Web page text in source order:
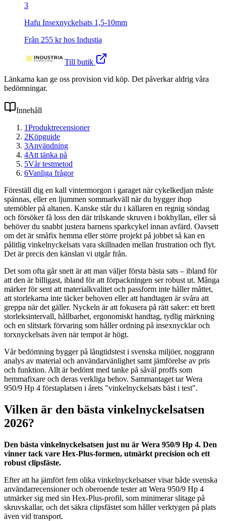
3
Hafu Insexnyckelsats 1,5-10mm
Från 255 kr hos Industia
Till butik
Länkarna kan ge oss provision vid köp. Det påverkar aldrig våra
bedömningar.
Innehåll
1Produktrecensioner
2Köpguide
3Användning
4Att tänka på
5Vår testmetod
6Vanliga frågor
Föreställ dig en kall vintermorgon i garaget när cykelkedjan måste
spännas, eller en ljummen sommarkväll när du bygger ihop
utemöbler på altanen. Kanske står du i källaren en regnig söndag
och försöker få loss den där trilskande skruven i bokhyllan, eller så
behöver du snabbt justera barnens sparkcykel innan avfärd. Oavsett
om det är småfix hemma eller större projekt på jobbet så kan en
pålitlig vinkelnyckelsats vara skillnaden mellan frustration och flyt.
Det är precis den känslan vi utgår från.
Det som ofta går snett är att man väljer första bästa sats – ibland för
att den är billigast, ibland för att förpackningen ser robust ut. Många
märker för sent att materialkvalitet och passform inte håller måttet,
att storlekarna inte täcker behoven eller att handtagen är svåra att
greppa när det gäller. Nyckeln är att fokusera på rätt saker: ett brett
storleksintervall, hållbarhet, ergonomiskt handtag, tydlig märkning
och en slitstark förvaring som håller ordning på insexnycklar och
torxnyckelsats även när tempot är högt.
Vår bedömning bygger på långtidstest i svenska miljöer, noggrann
analys av material och användarvänlighet samt jämförelse av pris
och funktion. Allt är bedömt med tanke på såväl proffs som
hemmafixare och deras verkliga behov. Sammantaget tar Wera
950/9 Hp 4 förstaplatsen i årets "vinkelnyckelsats bäst i test".
Vilken är den bästa vinkelnyckelsatsen
2026?
Den bästa vinkelnyckelsatsen just nu är Wera 950/9 Hp 4. Den
vinner tack vare Hex-Plus-formen, utmärkt precision och ett
robust clipsfäste.
Efter att ha jämfört fem olika vinkelnyckelsatser visar både svenska
användarrecensioner och oberoende tester att Wera 950/9 Hp 4
utmärker sig med sin Hex-Plus-profil, som minimerar slitage på
skruvskallar, och det säkra clipsfästet som håller verktygen på plats
även vid transport.